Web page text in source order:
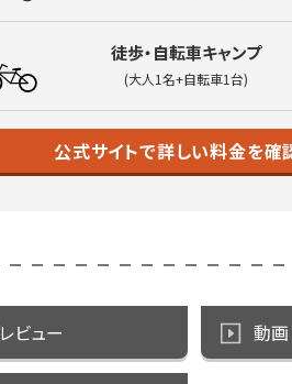
徒歩・自転車キャンプ
(大人1名+自転車1台)
公式サイトで詳しい料金を確
ビュー 動画